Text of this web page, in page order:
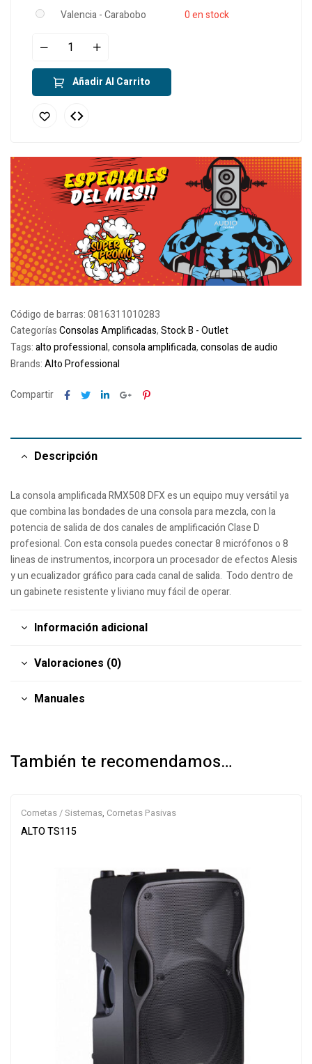
Valencia - Carabobo
0 en stock
Añadir Al Carrito
Código de barras:0816311010283
CategoríasConsolas Amplificadas,Stock B - Outlet
Tags:alto professional,consola amplificada,consolas de audio
Brands:Alto Professional
Compartir Facebook
TwitterLinkedinGoogle+Pinterest
Descripción
La consola amplificada RMX508 DFX es un equipo muy versátil ya
que combina las bondades de una consola para mezcla, con la
potencia de salida de dos canales de amplificación Clase D
profesional. Con esta consola puedes conectar 8 micrófonos o 8
lineas de instrumentos, incorpora un procesador de efectos Alesis
y un ecualizador gráfico para cada canal de salida. Todo dentro de
un gabinete resistente y liviano muy fácil de operar.
Información adicional
Valoraciones (0)
Manuales
También te recomendamos…
Cornetas / Sistemas, Cornetas Pasivas
ALTO TS115